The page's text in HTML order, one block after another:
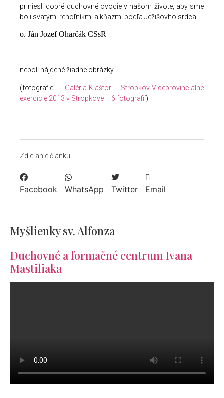
priniesli dobré duchovné ovocie v našom živote, aby sme
boli svätými rehoľníkmi a kňazmi podľa Ježišovho srdca.
o. Ján Jozef Oharčák CSsR
neboli nájdené žiadne obrázky
(fotografie: Galéria-Kláštor Stropkov-Viceprovinciálne
exercície 2013 v Stropkove – 6 fotografií)
Zdieľanie článku
Facebook WhatsApp Twitter Email
Myšlienky sv. Alfonza
Duchovné a formačné centrum Ivana
Mastiliaka